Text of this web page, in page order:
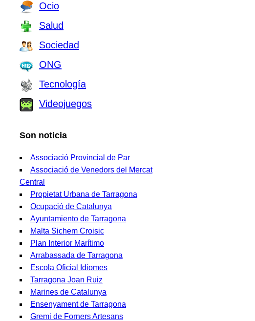
Ocio
Salud
Sociedad
ONG
Tecnología
Videojuegos
Son noticia
Associació Provincial de Par
Associació de Venedors del Mercat
Central
Propietat Urbana de Tarragona
Ocupació de Catalunya
Ayuntamiento de Tarragona
Malta Sichem Croisic
Plan Interior Marítimo
Arrabassada de Tarragona
Escola Oficial Idiomes
Tarragona Joan Ruiz
Marines de Catalunya
Ensenyament de Tarragona
Gremi de Forners Artesans